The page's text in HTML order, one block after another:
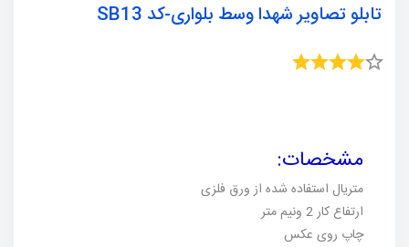
تابلو تصاویر شهدا وسط بلواری-کد SB13
مشخصات:
متریال استفاده شده از ورق فلزی
ارتفاع کار 2 ونیم متر
چاپ روی عکس